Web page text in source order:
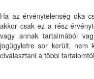
Ha az érvénytelenség oka
akkor csak ez a rész
vagy annak tartalmából
jogügyletre sor került, nem
elválasztani a többi